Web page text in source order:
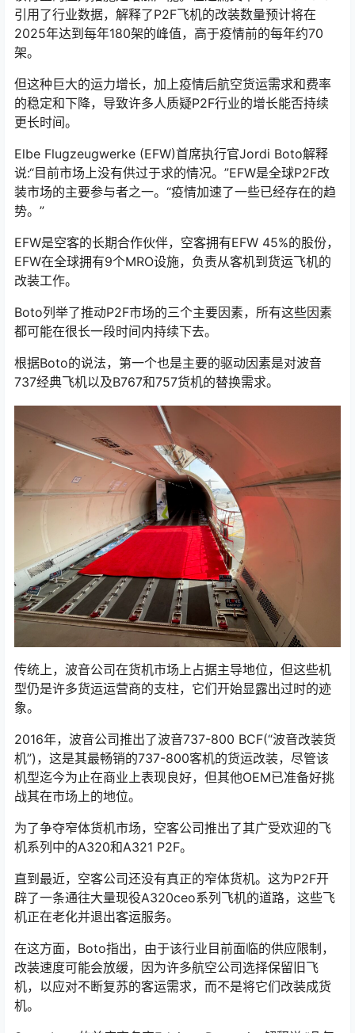
引用了行业数据，解释了P2F飞机的改装数量预计将在
2025年达到每年180架的峰值，高于疫情前的每年约70
架。
但这种巨大的运力增长，加上疫情后航空货运需求和费率
的稳定和下降，导致许多人质疑P2F行业的增长能否持续
更长时间。
Elbe Flugzeugwerke (EFW)首席执行官Jordi Boto解释
说:“目前市场上没有供过于求的情况。”EFW是全球P2F改
装市场的主要参与者之一。“疫情加速了一些已经存在的趋
势。”
EFW是空客的长期合作伙伴，空客拥有EFW 45%的股份，
EFW在全球拥有9个MRO设施，负责从客机到货运飞机的
改装工作。
Boto列举了推动P2F市场的三个主要因素，所有这些因素
都可能在很长一段时间内持续下去。
根据Boto的说法，第一个也是主要的驱动因素是对波音
737经典飞机以及B767和757货机的替换需求。
传统上，波音公司在货机市场上占据主导地位，但这些机
型仍是许多货运运营商的支柱，它们开始显露出过时的迹
象。
2016年，波音公司推出了波音737-800 BCF(“波音改装货
机”)，这是其最畅销的737-800客机的货运改装，尽管该
机型迄今为止在商业上表现良好，但其他OEM已准备好挑
战其在市场上的地位。
为了争夺窄体货机市场，空客公司推出了其广受欢迎的飞
机系列中的A320和A321 P2F。
直到最近，空客公司还没有真正的窄体货机。这为P2F开
辟了一条通往大量现役A320ceo系列飞机的道路，这些飞
机正在老化并退出客运服务。
在这方面，Boto指出，由于该行业目前面临的供应限制，
改装速度可能会放缓，因为许多航空公司选择保留旧飞
机，以应对不断复苏的客运需求，而不是将它们改装成货
机。